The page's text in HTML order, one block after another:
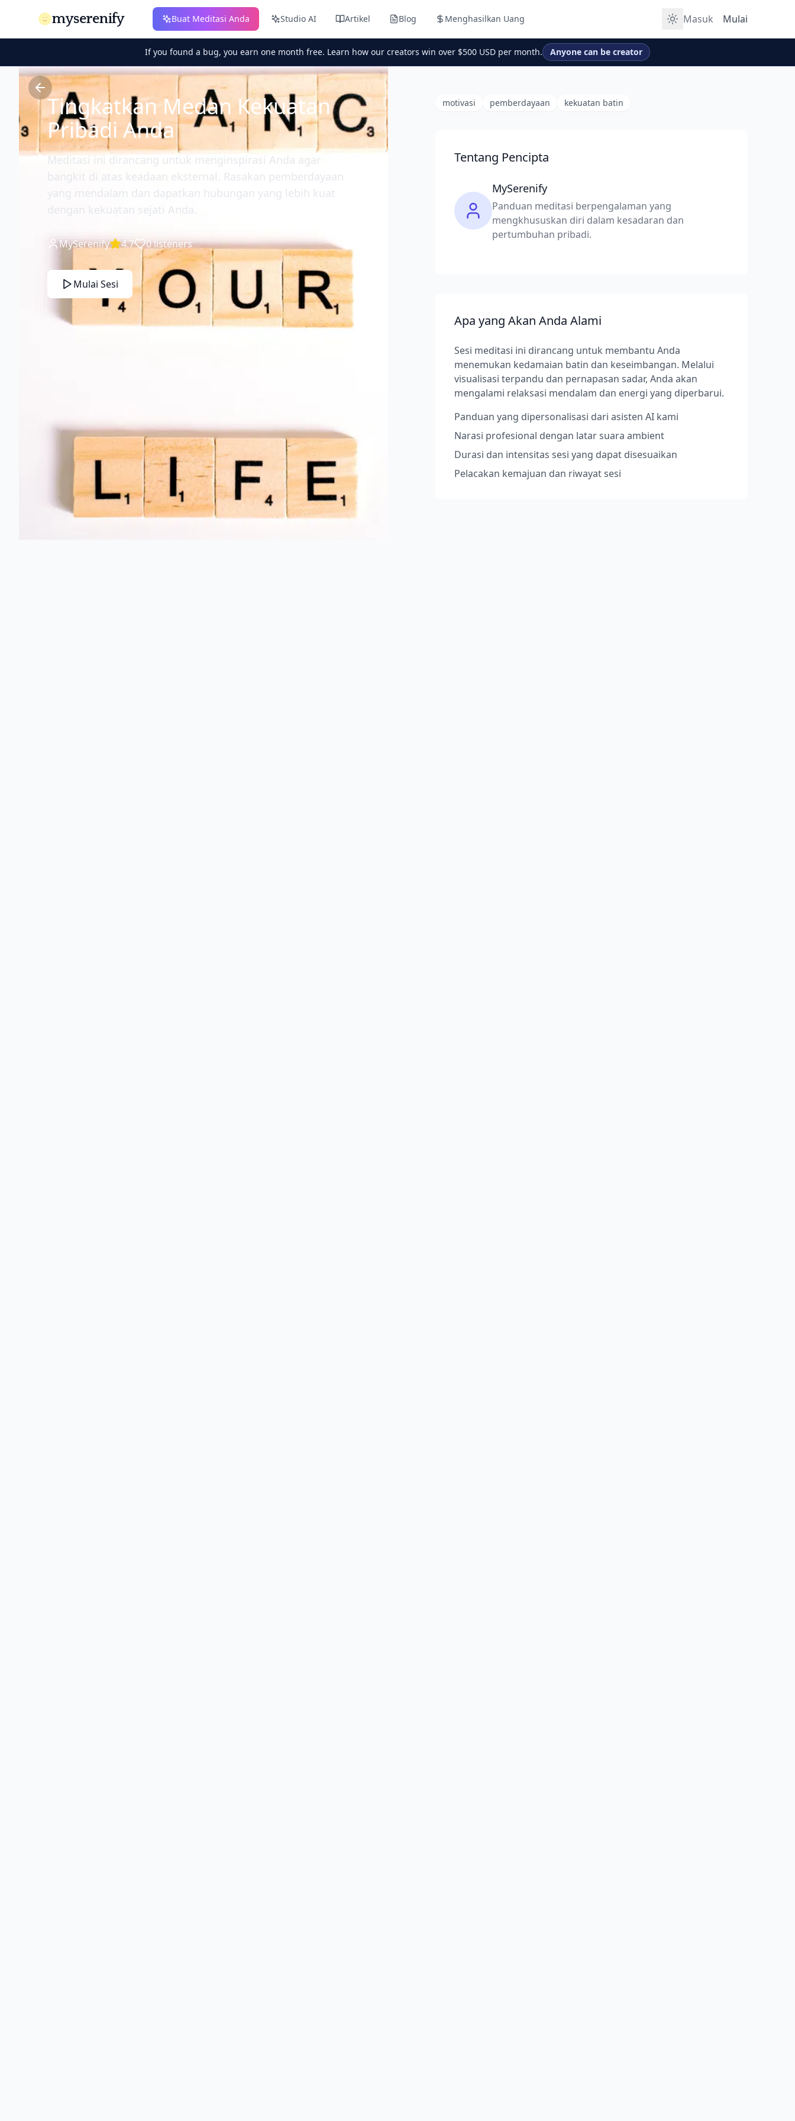
myserenify Buat Meditasi Anda Studio AI Artikel Blog Menghasilkan Uang Masuk Mulai
If you found a bug, you earn one month free. Learn how our creators win over $500 USD per month. Anyone can be creator
Tingkatkan Medan Kekuatan
Pribadi Anda
Meditasi ini dirancang untuk menginspirasi Anda agar
bangkit di atas keadaan eksternal. Rasakan pemberdayaan
yang mendalam dan dapatkan hubungan yang lebih kuat
dengan kekuatan sejati Anda.
MySerenify 4.7 0listeners
Mulai Sesi
motivasi pemberdayaan kekuatan batin
Tentang Pencipta
MySerenify
Panduan meditasi berpengalaman yang
mengkhususkan diri dalam kesadaran dan
pertumbuhan pribadi.
Apa yang Akan Anda Alami
Sesi meditasi ini dirancang untuk membantu Anda
menemukan kedamaian batin dan keseimbangan. Melalui
visualisasi terpandu dan pernapasan sadar, Anda akan
mengalami relaksasi mendalam dan energi yang diperbarui.
Panduan yang dipersonalisasi dari asisten AI kami
Narasi profesional dengan latar suara ambient
Durasi dan intensitas sesi yang dapat disesuaikan
Pelacakan kemajuan dan riwayat sesi